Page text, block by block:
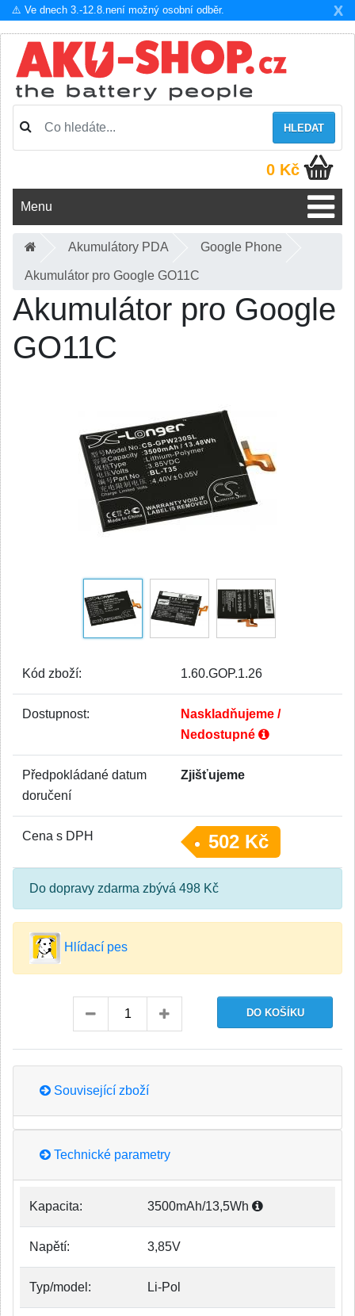
X
⚠️ Ve dnech 3.-12.8.není možný osobní odběr.
HLEDAT
0 Kč
Menu
Akumulátory PDA Google Phone
Akumulátor pro Google GO11C
Akumulátor pro Google
GO11C
Kód zboží: 1.60.GOP.1.26
Dostupnost:
Naskladňujeme /
Nedostupné
Předpokládané datum
doručení
Zjišťujeme
Cena s DPH 502 Kč
Do dopravy zdarma zbývá 498 Kč
Hlídací pes
Související zboží
Technické parametry
Kapacita: 3500mAh/13,5Wh
Napětí: 3,85V
Typ/model: Li-Pol